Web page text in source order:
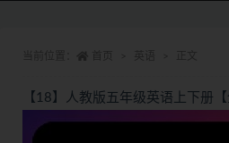
【18】人教版五年级英语上下册